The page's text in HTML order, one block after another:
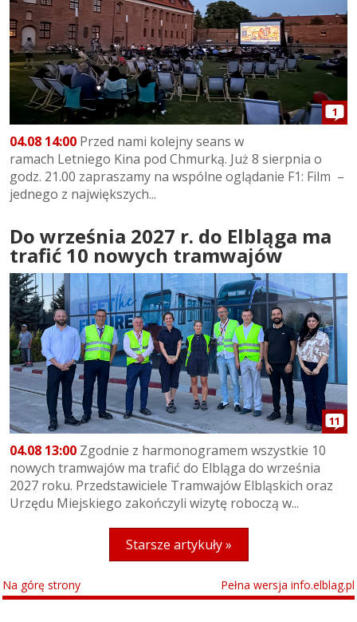
1
04.08 14:00 Przed nami kolejny seans w
ramach Letniego Kina pod Chmurką. Już 8 sierpnia o
godz. 21.00 zapraszamy na wspólne oglądanie F1: Film –
jednego z największych...
Do września 2027 r. do Elbląga ma
trafić 10 nowych tramwajów
11
04.08 13:00 Zgodnie z harmonogramem wszystkie 10
nowych tramwajów ma trafić do Elbląga do września
2027 roku. Przedstawiciele Tramwajów Elbląskich oraz
Urzędu Miejskiego zakończyli wizytę roboczą w...
Starsze artykuły »
Na górę strony Pełna wersja info.elblag.pl